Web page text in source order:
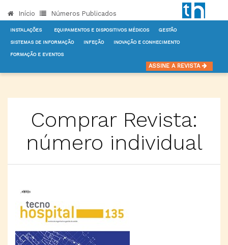
Início Números Publicados
INSTALAÇÕES EQUIPAMENTOS E DISPOSITIVOS MÉDICOS GESTÃO
SISTEMAS DE INFORMAÇÃO INFEÇÃO INOVAÇÃO E CONHECIMENTO
FORMAÇÃO E EVENTOS
ASSINE A REVISTA
Comprar Revista:
número individual